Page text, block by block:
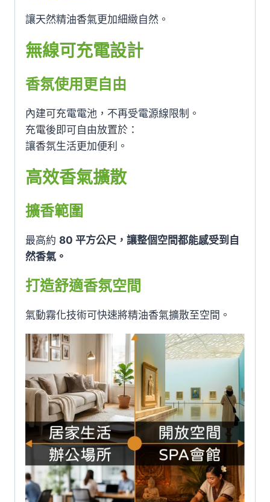
讓天然精油香氣更加細緻自然。
無線可充電設計
香氛使用更自由
內建可充電電池，不再受電源線限制。
充電後即可自由放置於：
讓香氛生活更加便利。
高效香氣擴散
擴香範圍
最高約 80 平方公尺，讓整個空間都能感受到自
然香氣。
打造舒適香氛空間
氣動霧化技術可快速將精油香氣擴散至空間。